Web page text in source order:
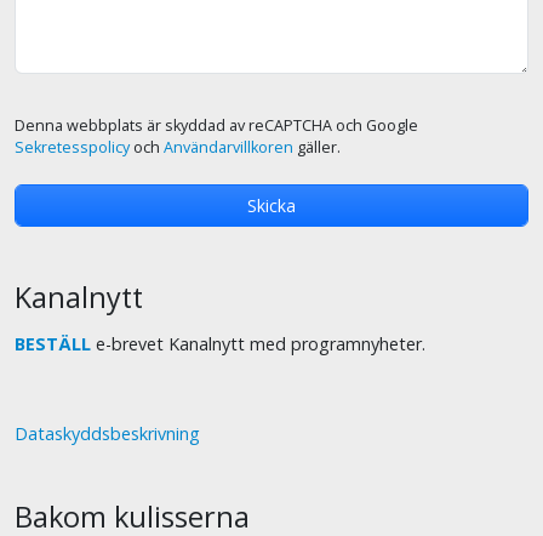
Denna webbplats är skyddad av reCAPTCHA och Google
Sekretesspolicyoch Användarvillkoren gäller.
Kanalnytt
BESTÄLL e-brevet Kanalnytt med programnyheter.
Dataskyddsbeskrivning
Bakom kulisserna